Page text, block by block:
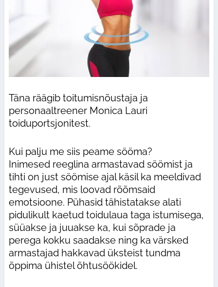
Täna räägib toitumisnõustaja ja
personaaltreener Monica Lauri
toiduportsjonitest.
Kui palju me siis peame sööma?
Inimesed reeglina armastavad söömist ja
tihti on just söömise ajal käsil ka meeldivad
tegevused, mis loovad rõõmsaid
emotsioone. Pühasid tähistatakse alati
pidulikult kaetud toidulaua taga istumisega,
süüakse ja juuakse ka, kui sõprade ja
perega kokku saadakse ning ka värsked
armastajad hakkavad üksteist tundma
õppima ühistel õhtusöökidel.